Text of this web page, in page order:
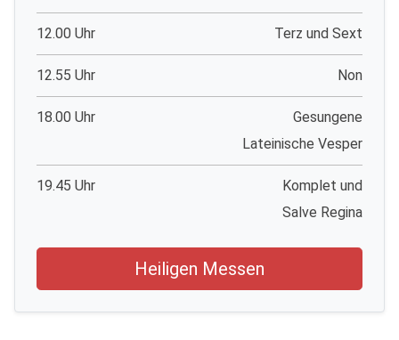
12.00 Uhr Terz und Sext
12.55 Uhr Non
18.00 Uhr
Gesungene
Lateinische Vesper
19.45 Uhr
Komplet und
Salve Regina
Heiligen Messen